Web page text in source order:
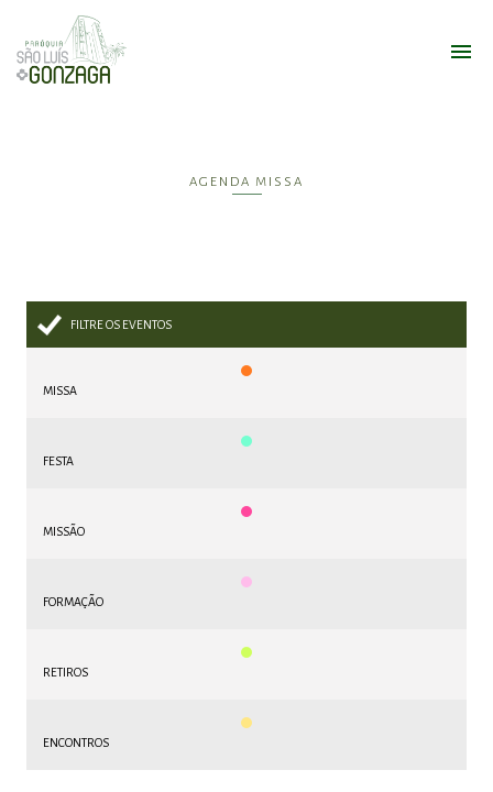
AGENDA MISSA
FILTRE OS EVENTOS
MISSA
FESTA
MISSÃO
FORMAÇÃO
RETIROS
ENCONTROS